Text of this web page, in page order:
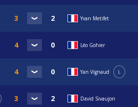
Yvan Metifet
Léo Gohier
Yan Vignaud L
David Sivaujon